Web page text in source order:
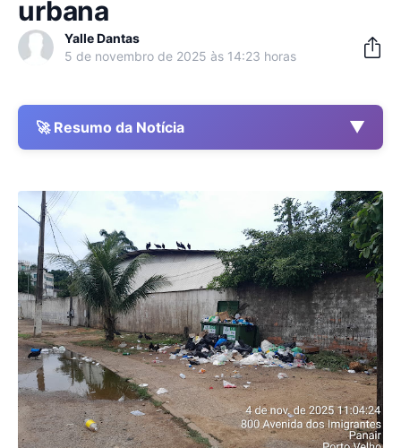
urbana
Yalle Dantas
5 de novembro de 2025 às 14:23 horas
🚀 Resumo da Notícia ▼